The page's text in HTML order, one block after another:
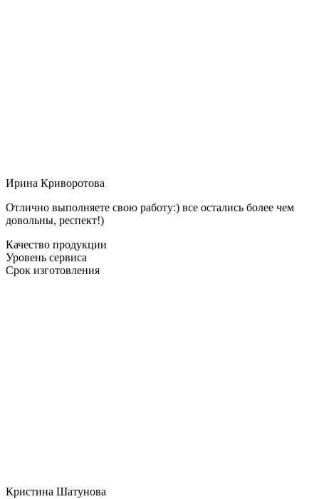
Ирина Криворотова
Отлично выполняете свою работу:) все остались более чем
довольны, респект!)
Качество продукции
Уровень сервиса
Срок изготовления
Кристина Шатунова